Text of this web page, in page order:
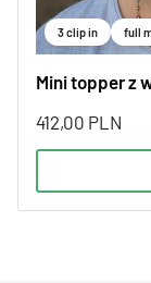
3 clip in full
Mini topper z
412,00 PLN